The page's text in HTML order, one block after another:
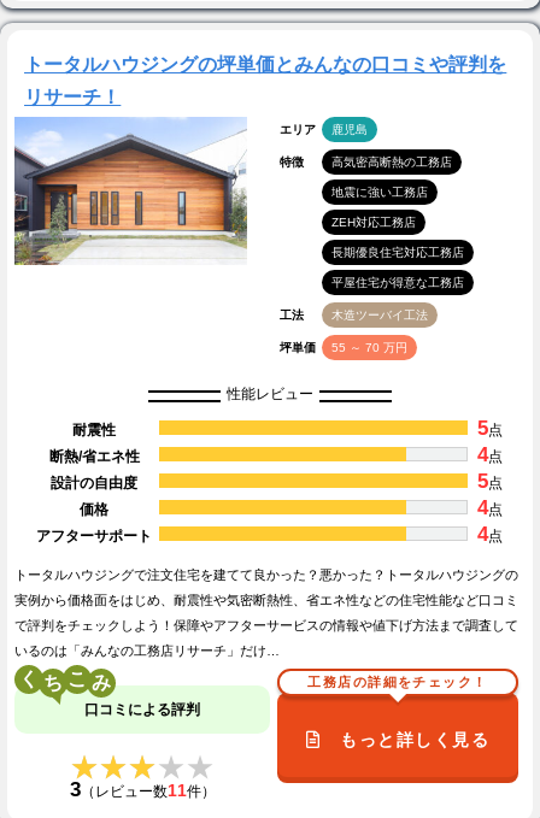
トータルハウジングの坪単価とみんなの口コミや評判を
リサーチ！
エリア 鹿児島
特徴 高気密高断熱の工務店
地震に強い工務店
ZEH対応工務店
長期優良住宅対応工務店
平屋住宅が得意な工務店
工法 木造ツーバイ工法
坪単価 55 ～ 70 万円
性能レビュー
耐震性 5点
断熱/省エネ性
4点
設計の自由度
5点
価格
4点
アフターサポート
4点
トータルハウジングで注文住宅を建てて良かった？悪かった？トータルハウジングの
実例から価格面をはじめ、耐震性や気密断熱性、省エネ性などの住宅性能など口コミ
で評判をチェックしよう！保障やアフターサービスの情報や値下げ方法まで調査して
いるのは「みんなの工務店リサーチ」だけ…
く こ
口コミによる評判
★★★★★
★★★★★
3（レビュー数11件）
工務店の詳細をチェック！
もっと詳しく見る